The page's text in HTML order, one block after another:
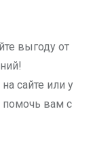
выгоду от
сайте или у
помочь вам с